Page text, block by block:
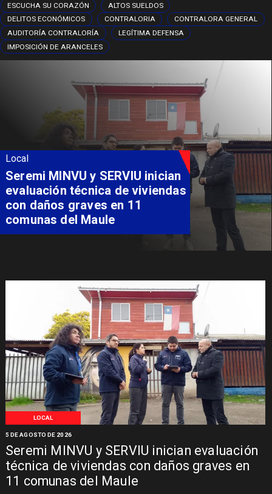
ESCUCHA SU CORAZÓN
ALTOS SUELDOS
DELITOS ECONÓMICOS
CONTRALORIA
CONTRALORA GENERAL
AUDITORÍA CONTRALORÍA
LEGÍTIMA DEFENSA
IMPOSICIÓN DE ARANCELES
LOCAL
Seremi MINVU y SERVIU inician evaluación
técnica de viviendas con daños graves en
11 comunas del Maule
5 DE AGOSTO DE 2026
Local
Fondo Orasmi entrega apoyo a
familia de Romeral para
costear alimentación
especializada de niño con
Síndrome de Intestino Corto